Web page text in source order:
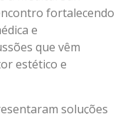
fortalecendo
e
que vêm
estético e
soluções